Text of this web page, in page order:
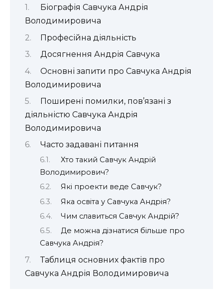
Біографія Савчука Андрія
Володимировича
Професійна діяльність
Досягнення Андрія Савчука
Основні запити про Савчука Андрія
Володимировича
Поширені помилки, пов’язані з
діяльністю Савчука Андрія
Володимировича
Часто задавані питання
Хто такий Савчук Андрій
Володимирович?
Які проекти веде Савчук?
Яка освіта у Савчука Андрія?
Чим славиться Савчук Андрій?
Де можна дізнатися більше про
Савчука Андрія?
Таблиця основних фактів про
Савчука Андрія Володимировича